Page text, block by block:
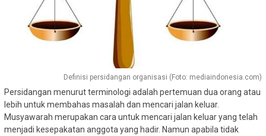
Definisi persidangan organisasi (Foto: mediaindonesia.com)
Persidangan menurut terminologi adalah pertemuan dua orang atau
lebih untuk membahas masalah dan mencari jalan keluar.
Musyawarah merupakan cara untuk mencari jalan keluar yang telah
menjadi kesepakatan anggota yang hadir. Namun apabila tidak